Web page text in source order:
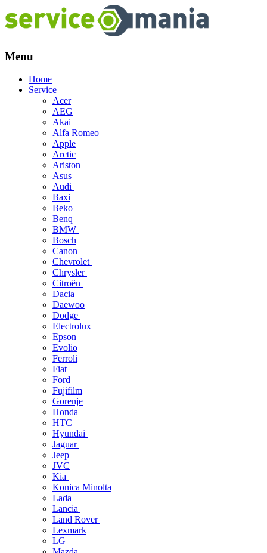
Menu
Skip
Home
Service
Acer
AEG
Akai
Alfa Romeo
Apple
Arctic
Ariston
Asus
Audi
Baxi
Beko
Benq
BMW
Bosch
Canon
Chevrolet
Chrysler
Citroën
Dacia
Daewoo
Dodge
Electrolux
Epson
Evolio
Ferroli
Fiat
Ford
Fujifilm
Gorenje
Honda
HTC
Hyundai
Jaguar
Jeep
JVC
Kia
Konica Minolta
Lada
Lancia
Land Rover
Lexmark
LG